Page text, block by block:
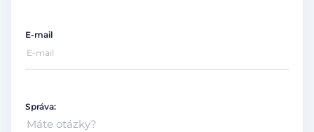
E-mail
Správa: